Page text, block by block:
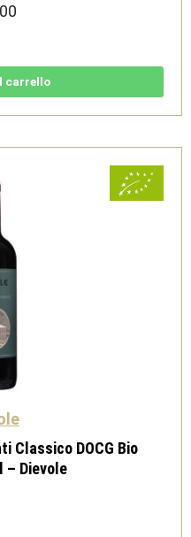
carrello
Classico DOCG Bio
– Dievole